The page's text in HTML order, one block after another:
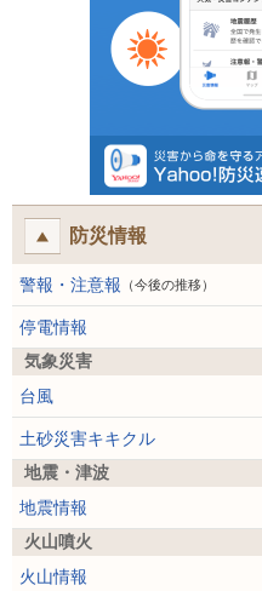
防災情報
警報・注意報 （今後の推移）
停電情報
気象災害
台風
土砂災害キキクル
地震・津波
地震情報
火山噴火
火山情報